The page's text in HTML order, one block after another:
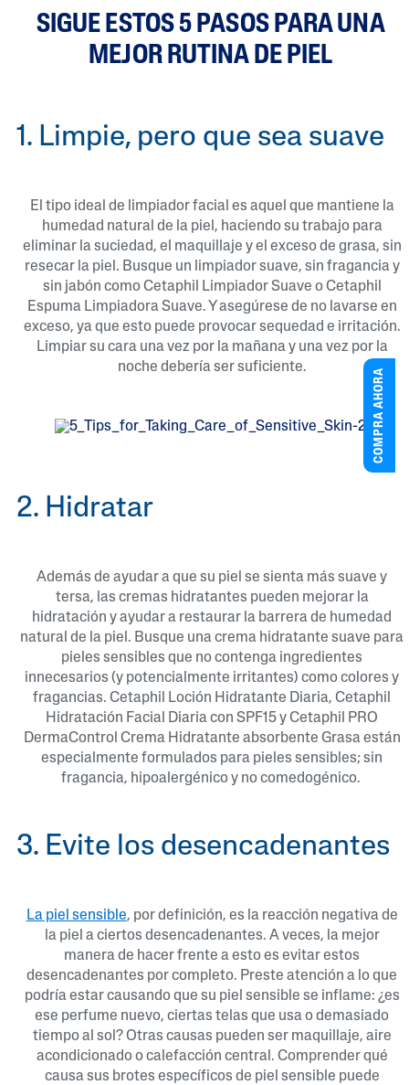
SIGUE ESTOS 5 PASOS PARA UNA
MEJOR RUTINA DE PIEL
1. Limpie, pero que sea suave
El tipo ideal de limpiador facial es aquel que mantiene la
humedad natural de la piel, haciendo su trabajo para
eliminar la suciedad, el maquillaje y el exceso de grasa, sin
resecar la piel. Busque un limpiador suave, sin fragancia y
sin jabón como Cetaphil Limpiador Suave o Cetaphil
Espuma Limpiadora Suave. Y asegúrese de no lavarse en
exceso, ya que esto puede provocar sequedad e irritación.
Limpiar su cara una vez por la mañana y una vez por la
noche debería ser suficiente.
2. Hidratar
Además de ayudar a que su piel se sienta más suave y
tersa, las cremas hidratantes pueden mejorar la
hidratación y ayudar a restaurar la barrera de humedad
natural de la piel. Busque una crema hidratante suave para
pieles sensibles que no contenga ingredientes
innecesarios (y potencialmente irritantes) como colores y
fragancias. Cetaphil Loción Hidratante Diaria, Cetaphil
Hidratación Facial Diaria con SPF15 y Cetaphil PRO
DermaControl Crema Hidratante absorbente Grasa están
especialmente formulados para pieles sensibles; sin
fragancia, hipoalergénico y no comedogénico.
3. Evite los desencadenantes
La piel sensible, por definición, es la reacción negativa de
la piel a ciertos desencadenantes. A veces, la mejor
manera de hacer frente a esto es evitar estos
desencadenantes por completo. Preste atención a lo que
podría estar causando que su piel sensible se inflame: ¿es
ese perfume nuevo, ciertas telas que usa o demasiado
tiempo al sol? Otras causas pueden ser maquillaje, aire
acondicionado o calefacción central. Comprender qué
causa sus brotes específicos de piel sensible puede
COMPRA AHORA